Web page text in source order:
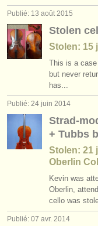
Publié: 13 août 2015
Stolen
Stolen: 15
This is a
but never
has...
Publié: 24 juin 2014
Strad-
+ Tubbs
Stolen: 21
Oberlin
Kevin was
Oberlin,
cello was
Publié: 07 avr. 2014